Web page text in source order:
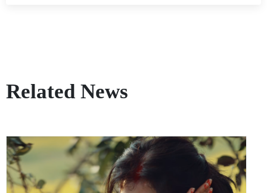
Related News